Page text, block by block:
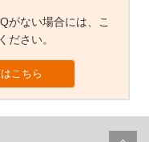
がない場合には、こ
ださい。
こちら